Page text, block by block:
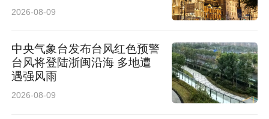
“今天工作人员讲解得很仔细，还能动手实操体
2026-08-09
中央气象台发布台风红色预警
台风将登陆浙闽沿海 多地遭
遇强风雨
2026-08-09